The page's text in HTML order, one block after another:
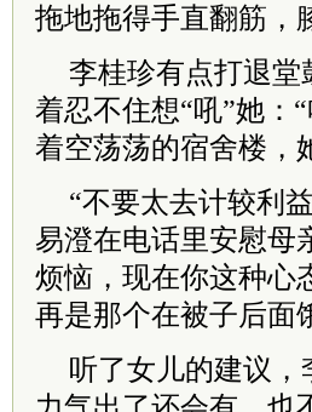
拖地拖得手直翻筋，
李桂珍有点打退堂
着忍不住想“吼”她：
着空荡荡的宿舍楼，
“不要太去计较利
易澄在电话里安慰母
烦恼，现在你这种心
再是那个在被子后面
听了女儿的建议，